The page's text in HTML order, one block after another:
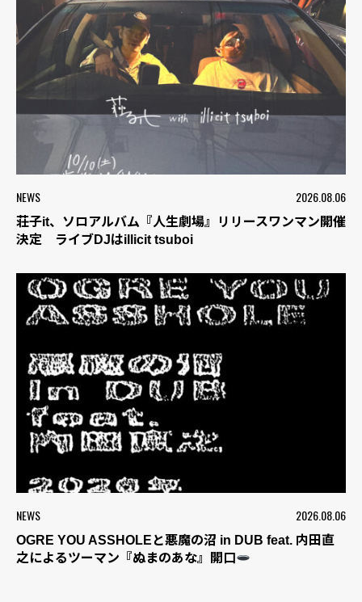
NEWS 2026.08.06
荘子it、ソロアルバム『人生劇場』リリースワンマン開催
決定 ライブDJはillicit tsuboi
NEWS 2026.08.06
OGRE YOU ASSHOLEと悪魔の沼 in DUB feat. 内田直
之によるツーマン『ぬまのあな』開口